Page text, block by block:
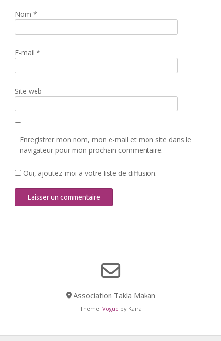
Nom *
E-mail *
Site web
Enregistrer mon nom, mon e-mail et mon site dans le
navigateur pour mon prochain commentaire.
Oui, ajoutez-moi à votre liste de diffusion.
Association Takla Makan
Theme: Vogue by Kaira